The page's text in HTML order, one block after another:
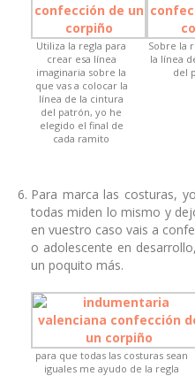
Utiliza la regla para
crear esa línea
imaginaria sobre la
que vas a colocar la
línea de la cintura
del patrón, yo he
elegido el final de
cada ramito
Sobre la
la línea
del
Para marca las costuras,
todas miden lo mismo y
en vuestro caso vais a
o adolescente en
un poquito más.
para que todas las costuras sean
iguales me ayudo de la regla